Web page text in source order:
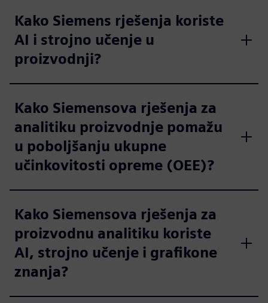
Kako Siemens rješenja koriste
AI i strojno učenje u
proizvodnji?
Kako Siemensova rješenja za
analitiku proizvodnje pomažu
u poboljšanju ukupne
učinkovitosti opreme (OEE)?
Kako Siemensova rješenja za
proizvodnu analitiku koriste
AI, strojno učenje i grafikone
znanja?